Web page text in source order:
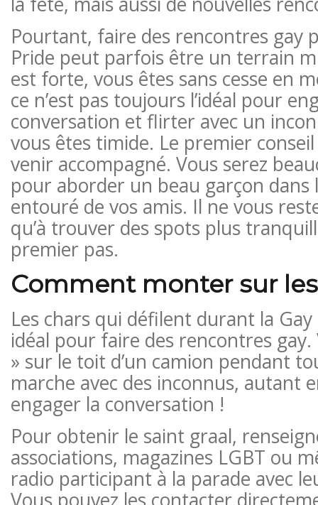
Pourtant, faire des rencontres gay
Pride peut parfois être un terrain
est forte, vous êtes sans cesse en
ce n’est pas toujours l’idéal pour
conversation et flirter avec un
vous êtes timide. Le premier
venir accompagné. Vous serez
pour aborder un beau garçon dans
entouré de vos amis. Il ne vous
qu’à trouver des spots plus
premier pas.
Comment monter sur
Les chars qui défilent durant la
idéal pour faire des rencontres gay.
» sur le toit d’un camion pendant
marche avec des inconnus, autant
engager la conversation !
Pour obtenir le saint graal,
associations, magazines LGBT ou
radio participant à la parade avec
Vous pouvez les contacter